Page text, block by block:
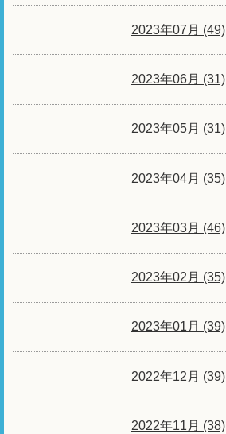
2023年07月 (49)
2023年06月 (31)
2023年05月 (31)
2023年04月 (35)
2023年03月 (46)
2023年02月 (35)
2023年01月 (39)
2022年12月 (39)
2022年11月 (38)